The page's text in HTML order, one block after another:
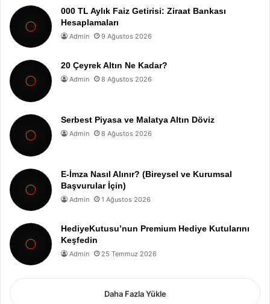
000 TL Aylık Faiz Getirisi: Ziraat Bankası
Hesaplamaları
Admin 9 Ağustos 2026
20 Çeyrek Altın Ne Kadar?
Admin 8 Ağustos 2026
Serbest Piyasa ve Malatya Altın Döviz
Admin 8 Ağustos 2026
E-İmza Nasıl Alınır? (Bireysel ve Kurumsal
Başvurular İçin)
Admin 1 Ağustos 2026
HediyeKutusu’nun Premium Hediye Kutularını
Keşfedin
Admin 25 Temmuz 2026
Daha Fazla Yükle